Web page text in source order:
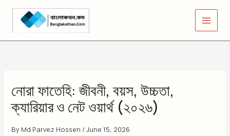
Skip
content
নোরা ফাতেহি: জীবনী, বয়স, উচ্চতা,
ক্যারিয়ার ও নেট ওয়ার্থ (২০২৬)
By Md Parvez Hossen /June 15, 2026